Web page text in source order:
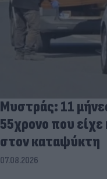
Μυστράς: 11
55χρονο που
στον καταψύκτη
07.08.2026